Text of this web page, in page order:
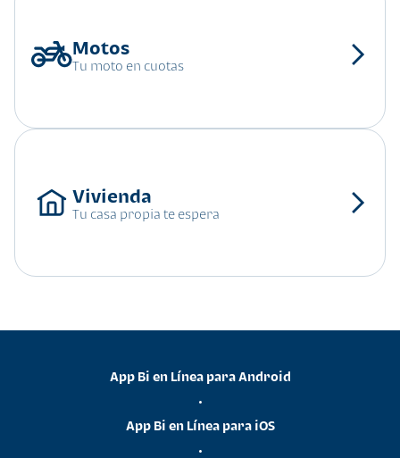
Tu moto en cuotas
Tu casa propia te espera
App Bi en Línea para Android
•
App Bi en Línea para iOS
•